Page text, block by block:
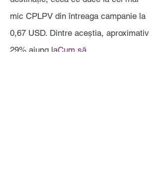
mic CPLPV din întreaga campanie la
0,67 USD. Dintre aceștia, aproximativ
29% ajung laCum să